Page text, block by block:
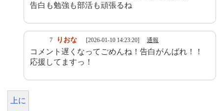
告白も勉強も部活も頑張るね
7 りおな [2026-01-10 14:23:20] 通報
コメント遅くなってごめんね！告白がんばれ！！
応援してますっ！
上に